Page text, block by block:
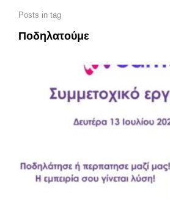
Posts in tag
Ποδηλατούμε